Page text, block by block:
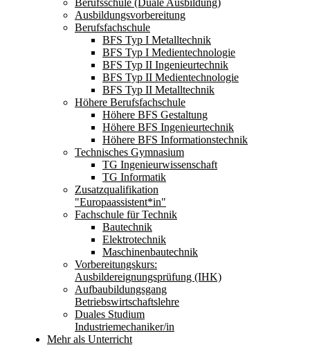
Berufsschule (Duale Ausbildung)
Ausbildungsvorbereitung
Berufsfachschule
BFS Typ I Metalltechnik
BFS Typ I Medientechnologie
BFS Typ II Ingenieurtechnik
BFS Typ II Medientechnologie
BFS Typ II Metalltechnik
Höhere Berufsfachschule
Höhere BFS Gestaltung
Höhere BFS Ingenieurtechnik
Höhere BFS Informationstechnik
Technisches Gymnasium
TG Ingenieurwissenschaft
TG Informatik
Zusatzqualifikation
"Europaassistent*in"
Fachschule für Technik
Bautechnik
Elektrotechnik
Maschinenbautechnik
Vorbereitungskurs:
Ausbildereignungsprüfung (IHK)
Aufbaubildungsgang
Betriebswirtschaftslehre
Duales Studium
Industriemechaniker/in
Mehr als Unterricht